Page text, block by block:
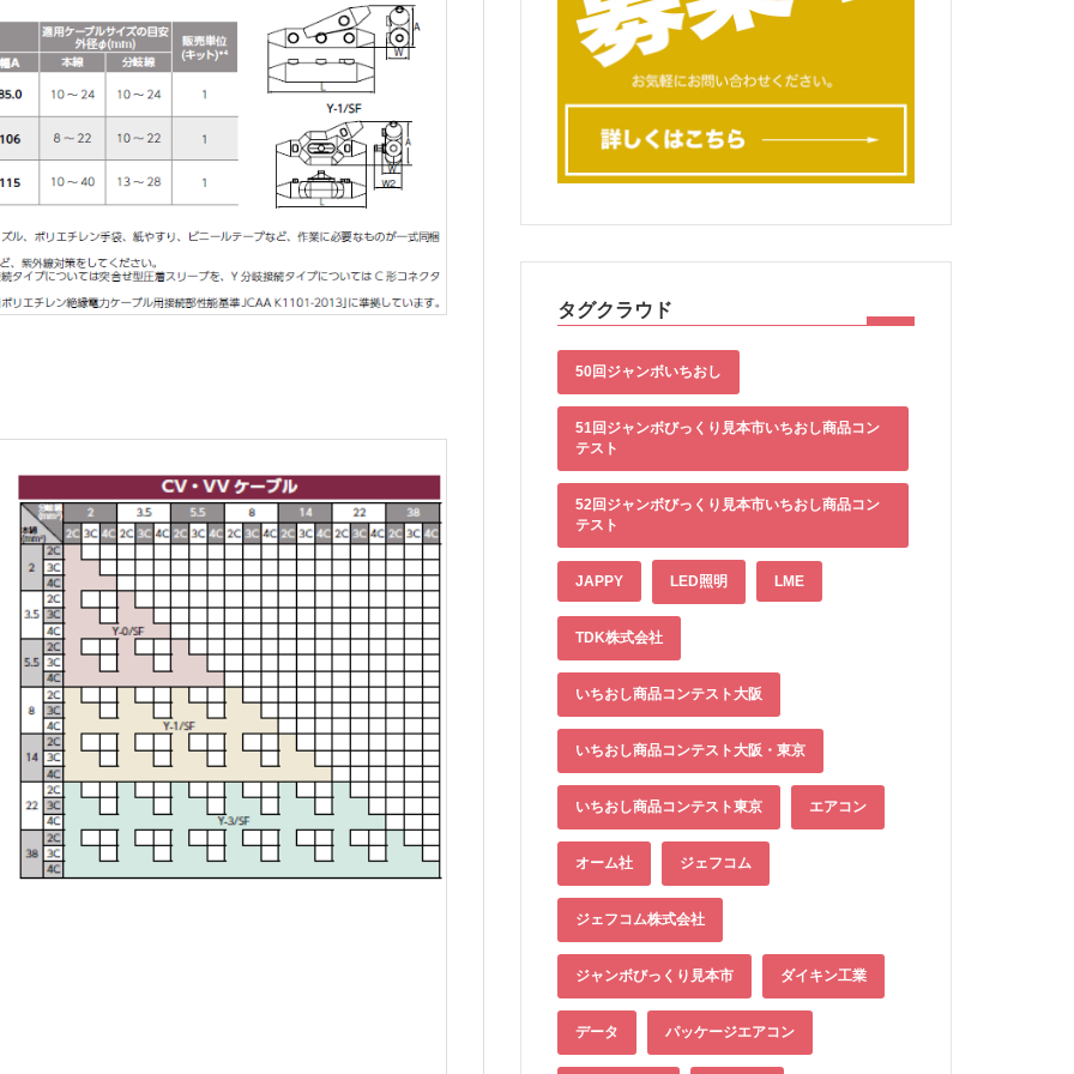
タグクラウド
50回ジャンボいちおし
51回ジャンボびっくり見本市いちおし商品コン
テスト
52回ジャンボびっくり見本市いちおし商品コン
テスト
JAPPY LED照明 LME
TDK株式会社
いちおし商品コンテスト大阪
いちおし商品コンテスト大阪・東京
いちおし商品コンテスト東京 エアコン
オーム社 ジェフコム
ジェフコム株式会社
ジャンボびっくり見本市 ダイキン工業
データ パッケージエアコン